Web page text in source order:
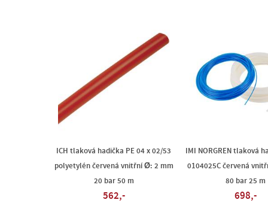
ICH tlaková hadička PE 04 x 02/53
polyetylén červená vnitřní Ø: 2 mm
20 bar 50 m
562,-
IMI NORGREN tlaková
0104025C červená
80 bar 25 m
698,-